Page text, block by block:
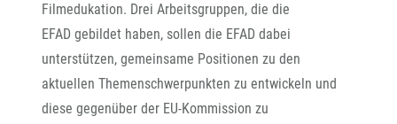
Filmedukation. Drei Arbeitsgruppen, die die
EFAD gebildet haben, sollen die EFAD dabei
unterstützen, gemeinsame Positionen zu den
aktuellen Themenschwerpunkten zu entwickeln und
diese gegenüber der EU-Kommission zu